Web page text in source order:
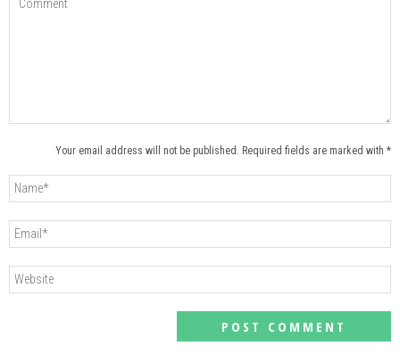
Your email address will not be published. Required fields are marked with *